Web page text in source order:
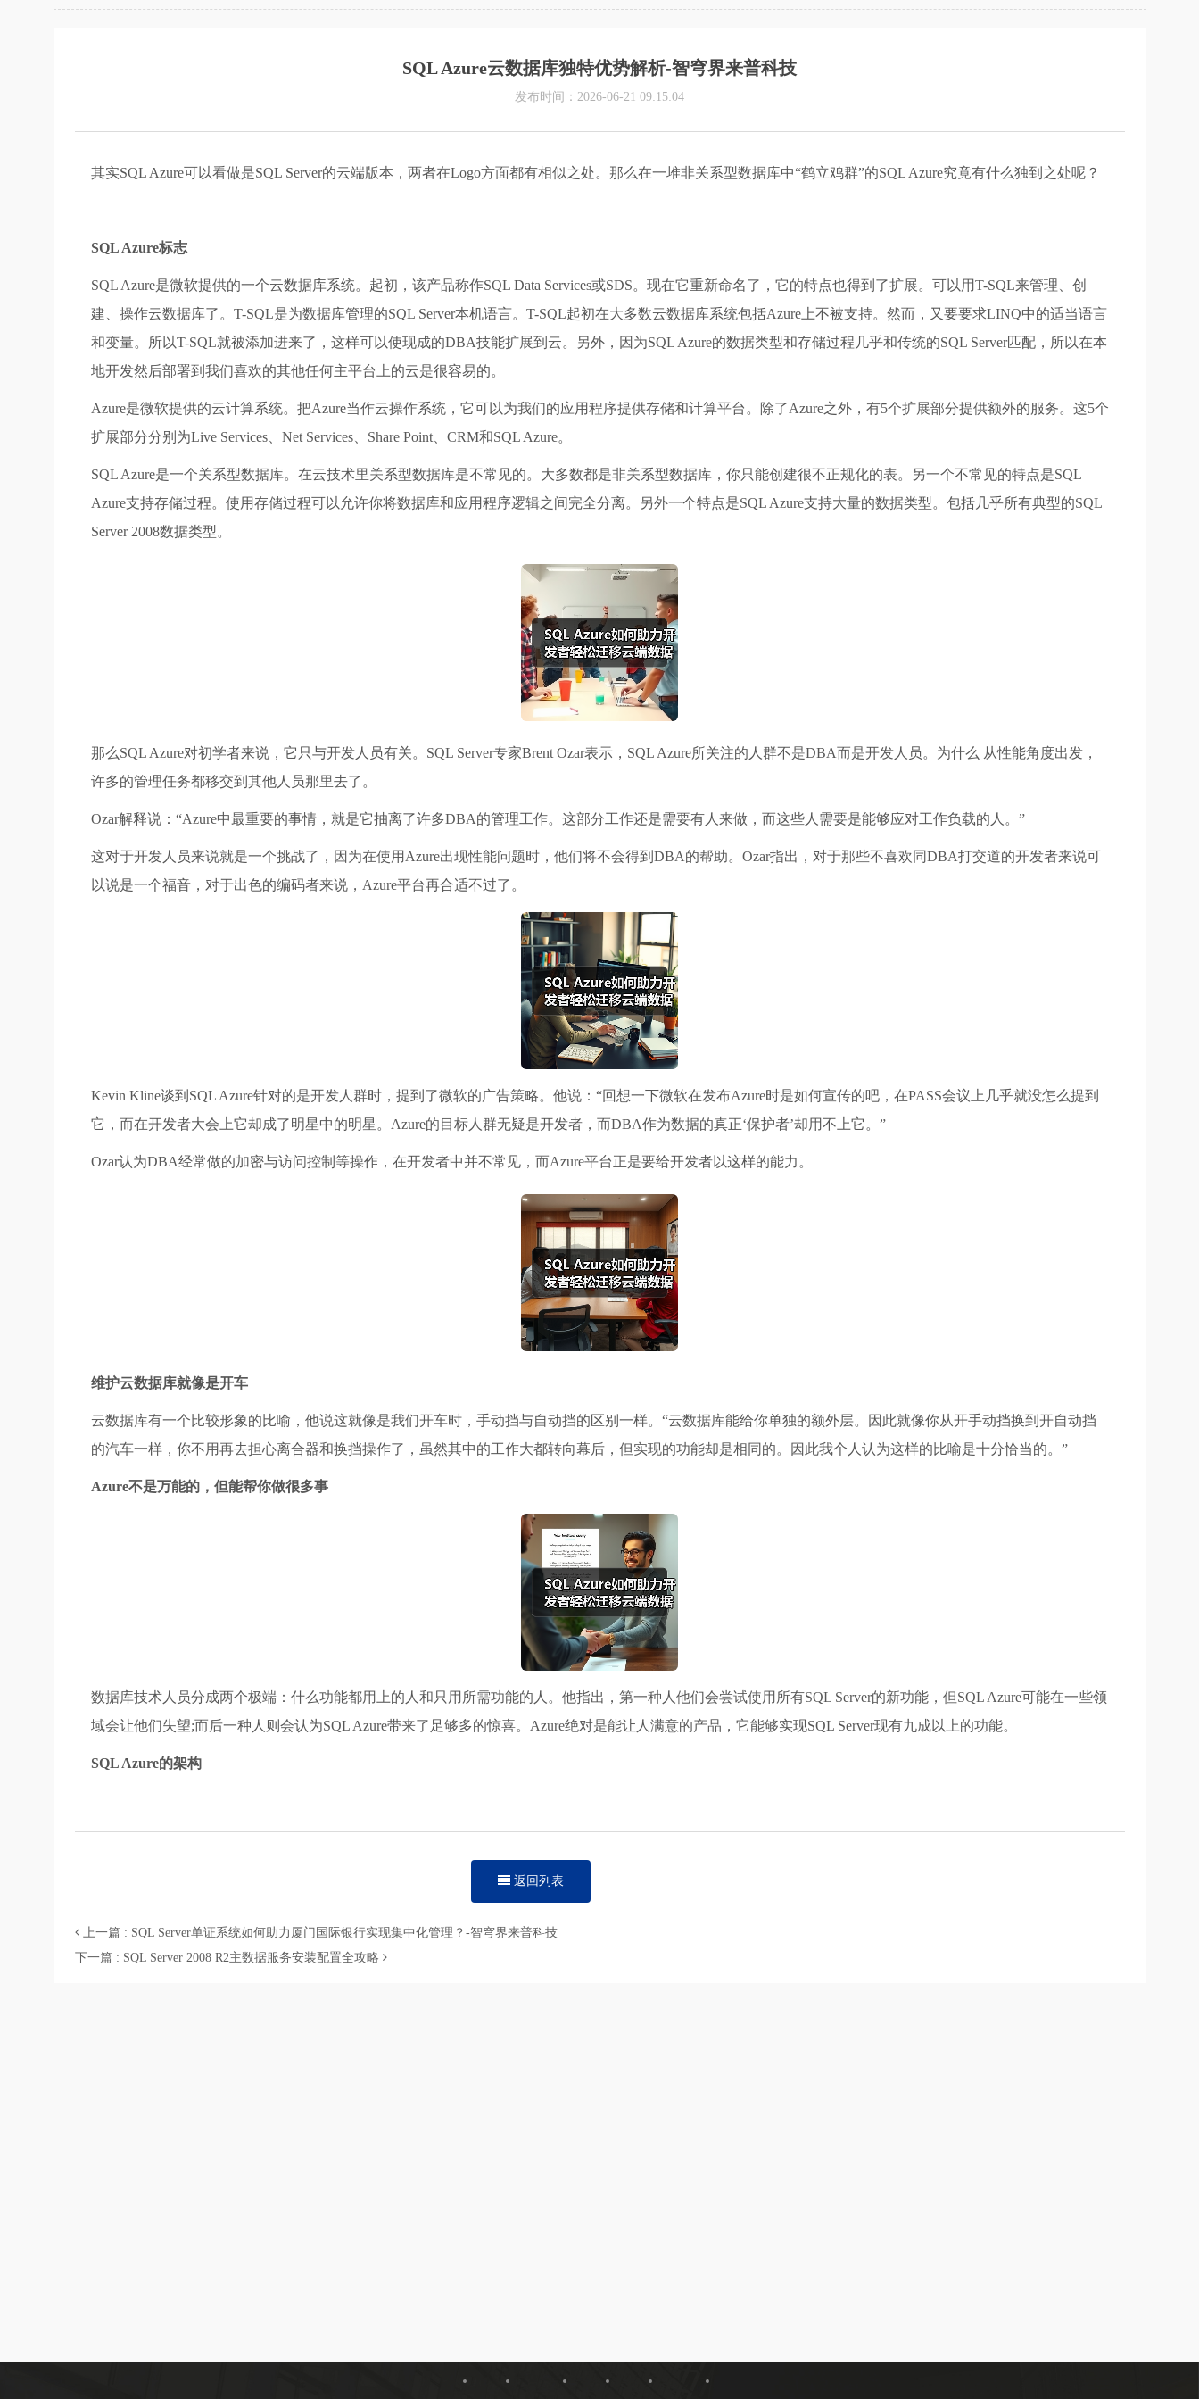
SQL Azure云数据库独特优势解析-智穹界来普科技
发布时间：2026-06-21 09:15:04
其实SQL Azure可以看做是SQL Server的云端版本，两者在Logo方面都有相似之处。那么在一堆非关系型数据库中“鹤立鸡群”的SQL Azure究竟有什么独到之处呢？
SQL Azure标志
SQL Azure是微软提供的一个云数据库系统。起初，该产品称作SQL Data Services或SDS。现在它重新命名了，它的特点也得到了扩展。可以用T-SQL来管理、创
建、操作云数据库了。T-SQL是为数据库管理的SQL Server本机语言。T-SQL起初在大多数云数据库系统包括Azure上不被支持。然而，又要要求LINQ中的适当语言
和变量。所以T-SQL就被添加进来了，这样可以使现成的DBA技能扩展到云。另外，因为SQL Azure的数据类型和存储过程几乎和传统的SQL Server匹配，所以在本
地开发然后部署到我们喜欢的其他任何主平台上的云是很容易的。
Azure是微软提供的云计算系统。把Azure当作云操作系统，它可以为我们的应用程序提供存储和计算平台。除了Azure之外，有5个扩展部分提供额外的服务。这5个
扩展部分分别为Live Services、Net Services、Share Point、CRM和SQL Azure。
SQL Azure是一个关系型数据库。在云技术里关系型数据库是不常见的。大多数都是非关系型数据库，你只能创建很不正规化的表。另一个不常见的特点是SQL
Azure支持存储过程。使用存储过程可以允许你将数据库和应用程序逻辑之间完全分离。另外一个特点是SQL Azure支持大量的数据类型。包括几乎所有典型的SQL
Server 2008数据类型。
那么SQL Azure对初学者来说，它只与开发人员有关。SQL Server专家Brent Ozar表示，SQL Azure所关注的人群不是DBA而是开发人员。为什么 从性能角度出发，
许多的管理任务都移交到其他人员那里去了。
Ozar解释说：“Azure中最重要的事情，就是它抽离了许多DBA的管理工作。这部分工作还是需要有人来做，而这些人需要是能够应对工作负载的人。”
这对于开发人员来说就是一个挑战了，因为在使用Azure出现性能问题时，他们将不会得到DBA的帮助。Ozar指出，对于那些不喜欢同DBA打交道的开发者来说可
以说是一个福音，对于出色的编码者来说，Azure平台再合适不过了。
Kevin Kline谈到SQL Azure针对的是开发人群时，提到了微软的广告策略。他说：“回想一下微软在发布Azure时是如何宣传的吧，在PASS会议上几乎就没怎么提到
它，而在开发者大会上它却成了明星中的明星。Azure的目标人群无疑是开发者，而DBA作为数据的真正‘保护者’却用不上它。”
Ozar认为DBA经常做的加密与访问控制等操作，在开发者中并不常见，而Azure平台正是要给开发者以这样的能力。
维护云数据库就像是开车
云数据库有一个比较形象的比喻，他说这就像是我们开车时，手动挡与自动挡的区别一样。“云数据库能给你单独的额外层。因此就像你从开手动挡换到开自动挡
的汽车一样，你不用再去担心离合器和换挡操作了，虽然其中的工作大都转向幕后，但实现的功能却是相同的。因此我个人认为这样的比喻是十分恰当的。”
Azure不是万能的，但能帮你做很多事
数据库技术人员分成两个极端：什么功能都用上的人和只用所需功能的人。他指出，第一种人他们会尝试使用所有SQL Server的新功能，但SQL Azure可能在一些领
域会让他们失望;而后一种人则会认为SQL Azure带来了足够多的惊喜。Azure绝对是能让人满意的产品，它能够实现SQL Server现有九成以上的功能。
SQL Azure的架构
返回列表
上一篇 : SQL Server单证系统如何助力厦门国际银行实现集中化管理？-智穹界来普科技
下一篇 : SQL Server 2008 R2主数据服务安装配置全攻略